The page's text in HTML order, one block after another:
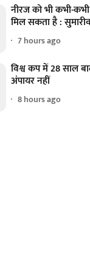
नीरज को भी कभी-
मिल सकता है :
7 hours ago
विश्व कप में 28 साल
अंपायर नहीं
8 hours ago